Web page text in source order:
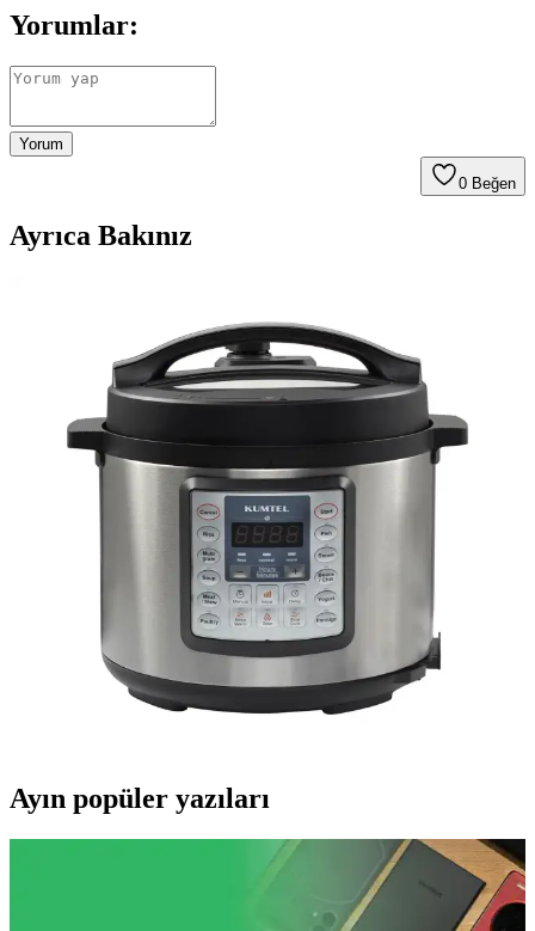
Yorumlar:
Yorum
0 Beğen
Ayrıca Bakınız
Mutfakta Devrim Yaşayın
Philips elektrikli düdüklü tencere ile zamandan tasarruf edin, sağlıklı
yemekler hazırlayın. Detayları öğrenmek için hemen inceleyin!
Philips Elektrikli Düdüklü Tencere Özellikleri ve
Sağlıklı Pişirme Teknolojileri
Philips’in akıllı elektrikli düdüklü tencereleri, yüksek kapasite,
güvenlik ve enerji tasarrufu sağlayan gelişmiş özellikleriyle mutfakta
Elektrikli Tencere Seçimi ve Kullanım Rehberi:
Modern Mutfaklar İçin Pratik Çözümler
Modern mutfakların vazgeçilmezi elektrikli tencereler, çok
fonksiyonlu ve kullanışlı özellikleriyle yemekleri pratik ve sağlıklı
Ayın popüler yazıları